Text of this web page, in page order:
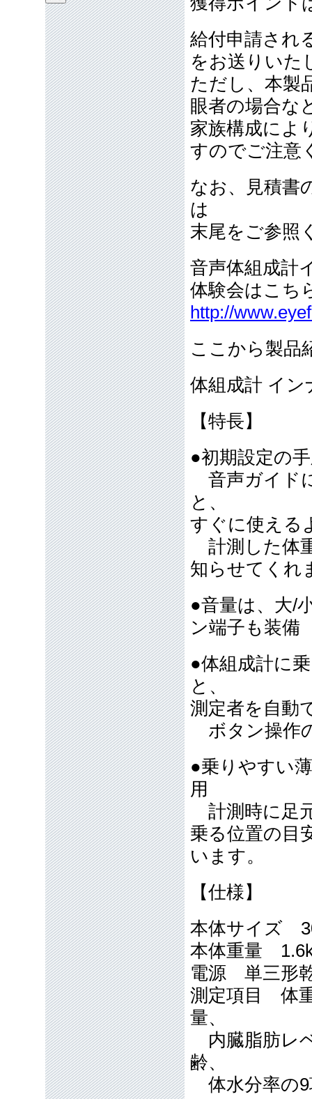
給付申請され
をお送りいた
ただし、本製
眼者の場合な
家族構成によ
すのでご注意
なお、見積書
は
末尾をご参照
音声体組成計
体験会はこ
http://
ここから製品
体組成計 イ
【特長】
●初期設定の
音声ガイド
と、
すぐに使え
計測した体
知らせてくれ
●音量は、大/
ン端子も装
●体組成計に
と、
測定者を自動
ボタン操作
●乗りやすい
用
計測時に足
乗る位置の目
います。
【仕様】
本体サイズ
本体重量
電源 単三形
測定項目 体
量、
内臓脂肪レ
齢、
体水分率
索: